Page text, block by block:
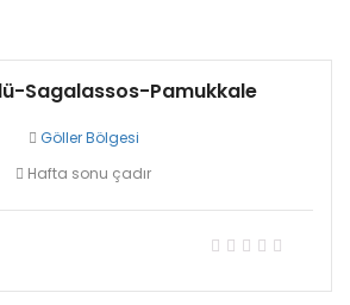
Sagalassos-Pamukkale
Göller Bölgesi
Hafta sonu çadır